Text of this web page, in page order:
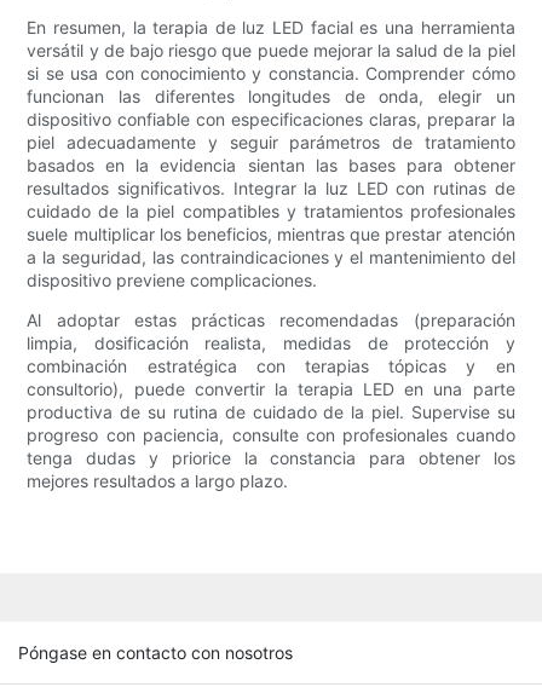
En resumen, la terapia de luz LED facial es una herramienta
versátil y de bajo riesgo que puede mejorar la salud de la piel
si se usa con conocimiento y constancia. Comprender cómo
funcionan las diferentes longitudes de onda, elegir un
dispositivo confiable con especificaciones claras, preparar la
piel adecuadamente y seguir parámetros de tratamiento
basados ​​en la evidencia sientan las bases para obtener
resultados significativos. Integrar la luz LED con rutinas de
cuidado de la piel compatibles y tratamientos profesionales
suele multiplicar los beneficios, mientras que prestar atención
a la seguridad, las contraindicaciones y el mantenimiento del
dispositivo previene complicaciones.
Al adoptar estas prácticas recomendadas (preparación
limpia, dosificación realista, medidas de protección y
combinación estratégica con terapias tópicas y en
consultorio), puede convertir la terapia LED en una parte
productiva de su rutina de cuidado de la piel. Supervise su
progreso con paciencia, consulte con profesionales cuando
tenga dudas y priorice la constancia para obtener los
mejores resultados a largo plazo.
Póngase en contacto con nosotros